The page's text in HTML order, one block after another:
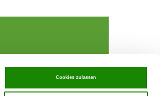
Cookies zulassen
declaration